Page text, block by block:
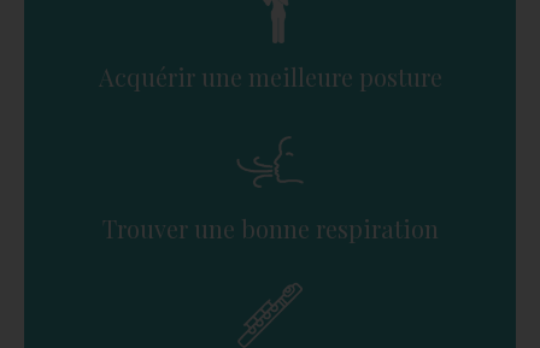
Acquérir une meilleure posture
Trouver une bonne respiration